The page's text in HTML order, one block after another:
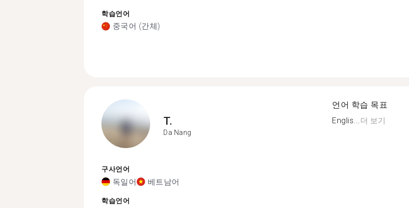
학습언어
중국어 (간체)
T.
Da Nang
구사언어
독일어 베트남어
학습언어
언어 학습 목표
Englis...더 보기